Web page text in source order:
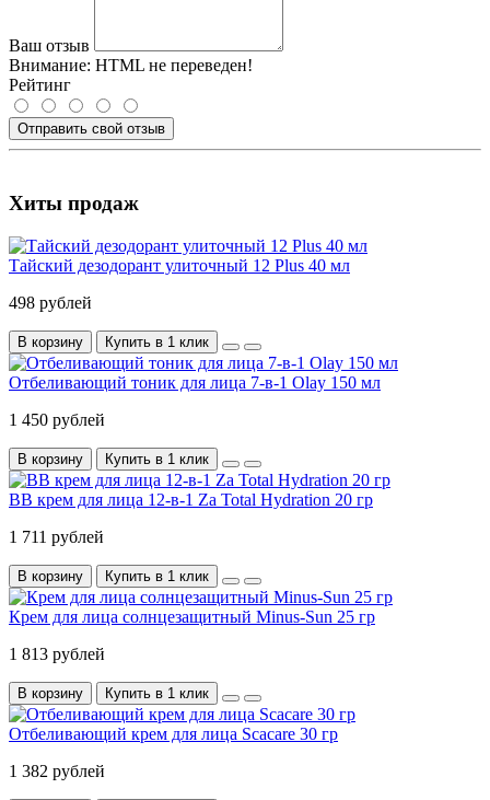
Ваш отзыв
Внимание: HTML не переведен!
Рейтинг
Отправить свой отзыв
Хиты продаж
Тайский дезодорант улиточный 12 Plus 40 мл
498 рублей
В корзину Купить в 1 клик
Отбеливающий тоник для лица 7-в-1 Olay 150 мл
1 450 рублей
В корзину Купить в 1 клик
BB крем для лица 12-в-1 Za Total Hydration 20 гр
1 711 рублей
В корзину Купить в 1 клик
Крем для лица солнцезащитный Minus-Sun 25 гр
1 813 рублей
В корзину Купить в 1 клик
Отбеливающий крем для лица Scacare 30 гр
1 382 рублей